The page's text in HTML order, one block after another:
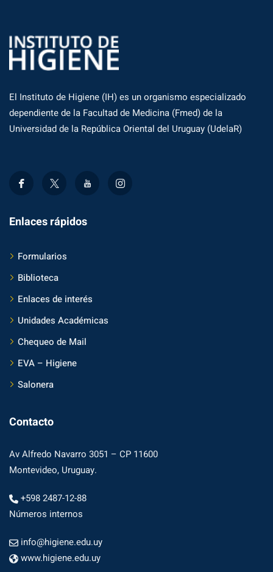
El Instituto de Higiene (IH) es un organismo especializado
dependiente de la Facultad de Medicina (Fmed) de la
Universidad de la República Oriental del Uruguay (UdelaR)
Enlaces rápidos
Formularios
Biblioteca
Enlaces de interés
Unidades Académicas
Chequeo de Mail
EVA – Higiene
Salonera
Contacto
Av Alfredo Navarro 3051 – CP 11600
Montevideo, Uruguay.
+598 2487-12-88
Números internos
info@higiene.edu.uy
www.higiene.edu.uy